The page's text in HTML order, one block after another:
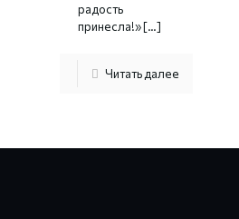
радость
принесла!»[…]
Читать далее